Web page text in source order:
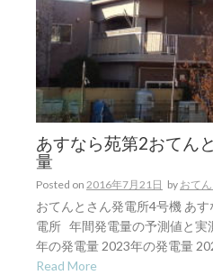
あすなら苑第2おてん
量
Posted on 2016年7月21日 by おて
おてんとさん発電所4号機 あ
電所 年間発電量の予測値と
年の発電量 2023年の発電量
Read More